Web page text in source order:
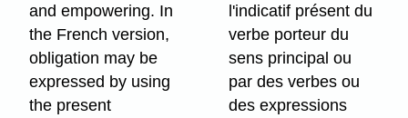
and empowering. In
the French version,
obligation may be
expressed by using
the present
l'indicatif présent du
verbe porteur du
sens principal ou
par des verbes ou
des expressions